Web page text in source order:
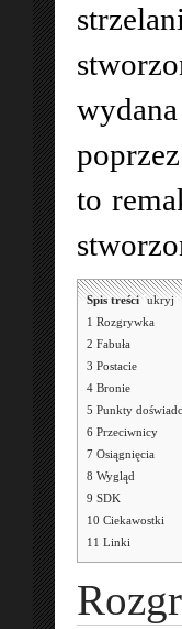
to
Spis treści [ukryj]
1 Rozgrywka
2 Fabuła
3 Postacie
4 Bronie
5 Punkty
6 Przeciwnicy
7 Osiągnięcia
8 Wygląd
9 SDK
10 Ciekawostki
11 Linki